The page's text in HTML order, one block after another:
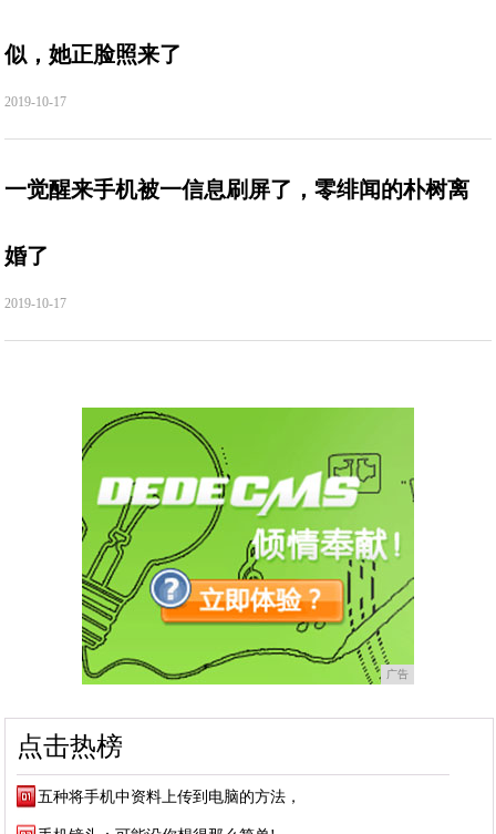
似，她正脸照来了
2019-10-17
一觉醒来手机被一信息刷屏了，零绯闻的朴树离
婚了
2019-10-17
广告
点击热榜
五种将手机中资料上传到电脑的方法，